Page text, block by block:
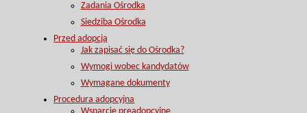
Zadania Ośrodka
Siedziba Ośrodka
Przed adopcją
Jak zapisać się do Ośrodka?
Wymogi wobec kandydatów
Wymagane dokumenty
Procedura adopcyjna